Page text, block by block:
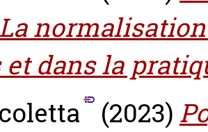
normalisation
dans la
(2023)